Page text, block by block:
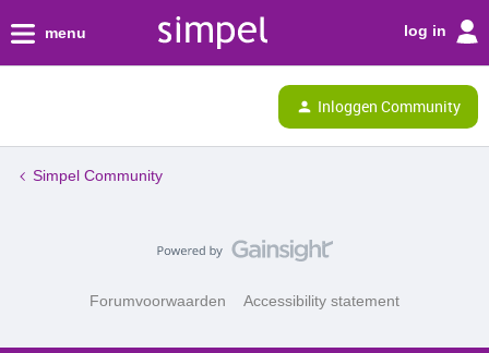
menu log in
Inloggen Community
Simpel Community
Forumvoorwaarden Accessibility statement